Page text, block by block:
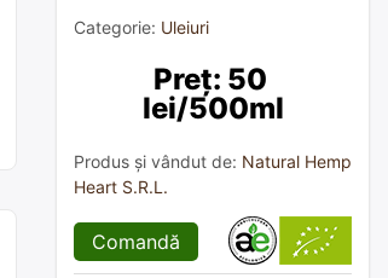
Categorie: Uleiuri
Preț: 50
lei/500ml
Produs și vândut de: Natural Hemp
Heart S.R.L.
Comandă